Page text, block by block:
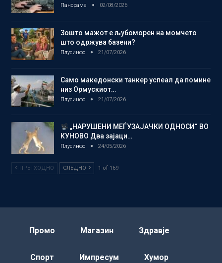
Панорама 02/08/2026
Зошто мажот е љубоморен на момчето
што одржува базени?
Плусинфо 21/07/2026
Само македонски танкер успеал да помине
низ Ормускиот…
Плусинфо 21/07/2026
„НАРУШЕНИ МЕЃУЗАЈАЧКИ ОДНОСИ“ ВО
КУНОВО Два зајаци…
Плусинфо 24/05/2026
ПРЕТХОДНО СЛЕДНО 1 of 169
Промо Магазин Здравје
Спорт Импресум Хумор